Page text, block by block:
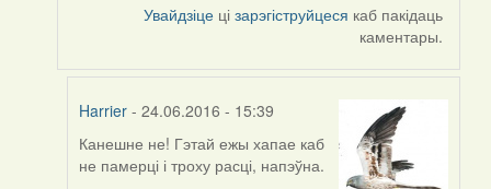
Увайдзіце цізарэгіструйцеся каб пакідаць
каментары.
Harrier - 24.06.2016 - 15:39
In
reply
Канешне не! Гэтай ежы хапае каб
не памерці і троху расці, напэўна.